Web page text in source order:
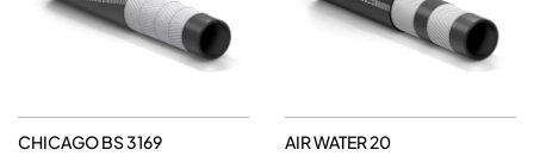
CHICAGO BS 3169
AIR WATER 20